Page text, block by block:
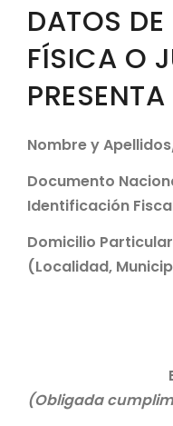
DATOS
FÍSICA O
Nombre y
Documento
Identificación
Domicilio
(Localidad,
(Obligada